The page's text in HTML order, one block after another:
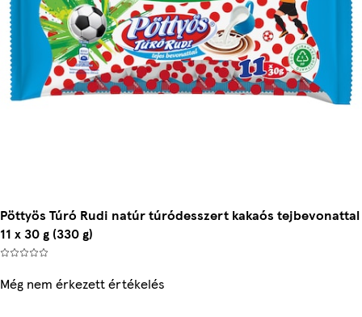
Pöttyös Túró Rudi natúr túródesszert kakaós tejbevonattal
11 x 30 g (330 g)
Még nem érkezett értékelés